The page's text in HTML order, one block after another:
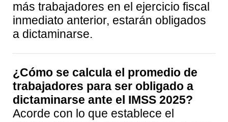
más trabajadores en el ejercicio fiscal
inmediato anterior, estarán obligados
a dictaminarse.
¿Cómo se calcula el promedio de
trabajadores para ser obligado a
dictaminarse ante el IMSS 2025?
Acorde con lo que establece el